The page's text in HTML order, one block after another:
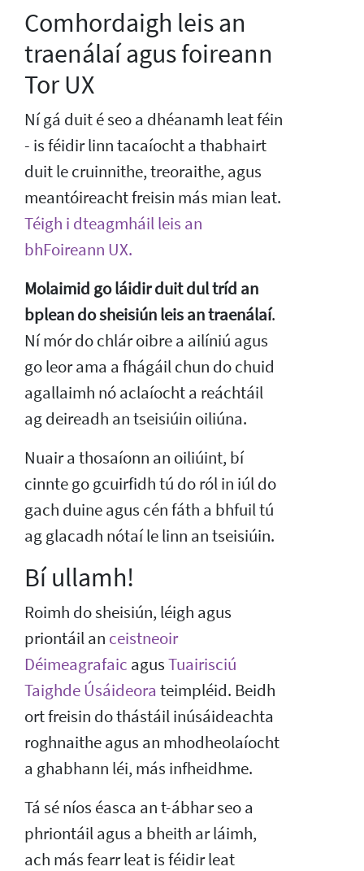
Comhordaigh leis an
traenálaí agus foireann
Tor UX
Ní gá duit é seo a dhéanamh leat féin
- is féidir linn tacaíocht a thabhairt
duit le cruinnithe, treoraithe, agus
meantóireacht freisin más mian leat.
Téigh i dteagmháil leis an
bhFoireann UX.
Molaimid go láidir duit dul tríd an
bplean do sheisiún leis an traenálaí.
Ní mór do chlár oibre a ailíniú agus
go leor ama a fhágáil chun do chuid
agallaimh nó aclaíocht a reáchtáil
ag deireadh an tseisiúin oiliúna.
Nuair a thosaíonn an oiliúint, bí
cinnte go gcuirfidh tú do ról in iúl do
gach duine agus cén fáth a bhfuil tú
ag glacadh nótaí le linn an tseisiúin.
Bí ullamh!
Roimh do sheisiún, léigh agus
priontáil an ceistneoir
Déimeagrafaic agusTuairisciú
Taighde Úsáideora teimpléid. Beidh
ort freisin do thástáil inúsáideachta
roghnaithe agus an mhodheolaíocht
a ghabhann léi, más infheidhme.
Tá sé níos éasca an t-ábhar seo a
phriontáil agus a bheith ar láimh,
ach más fearr leat is féidir leat